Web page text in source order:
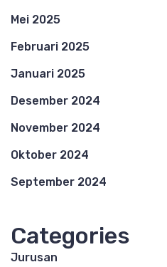
Mei 2025
Februari 2025
Januari 2025
Desember 2024
November 2024
Oktober 2024
September 2024
Categories
Jurusan